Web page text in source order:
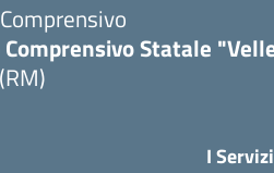
Statale
I Servizi